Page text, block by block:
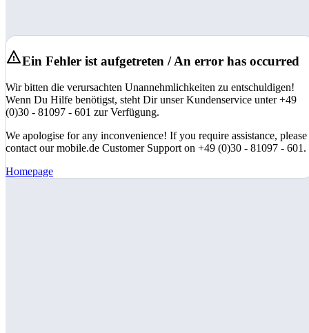
Ein Fehler ist aufgetreten / An error has occurred
Wir bitten die verursachten Unannehmlichkeiten zu entschuldigen!
Wenn Du Hilfe benötigst, steht Dir unser Kundenservice unter +49
(0)30 - 81097 - 601 zur Verfügung.
We apologise for any inconvenience! If you require assistance, please
contact our mobile.de Customer Support on +49 (0)30 - 81097 - 601.
Homepage